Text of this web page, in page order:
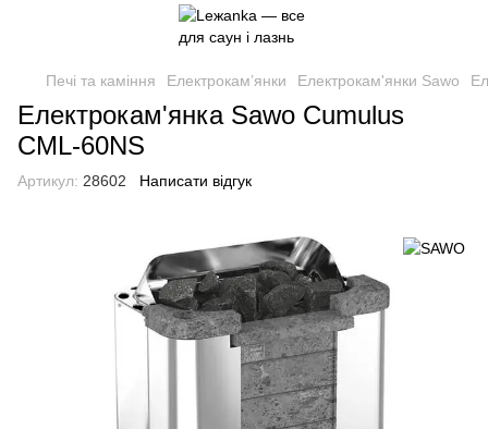
Печі та каміння Електрокам’янки Електрокам'янки Sawo
Електрокам'янка Sawo Cumulus
CML-60NS
Артикул: 28602 Написати відгук